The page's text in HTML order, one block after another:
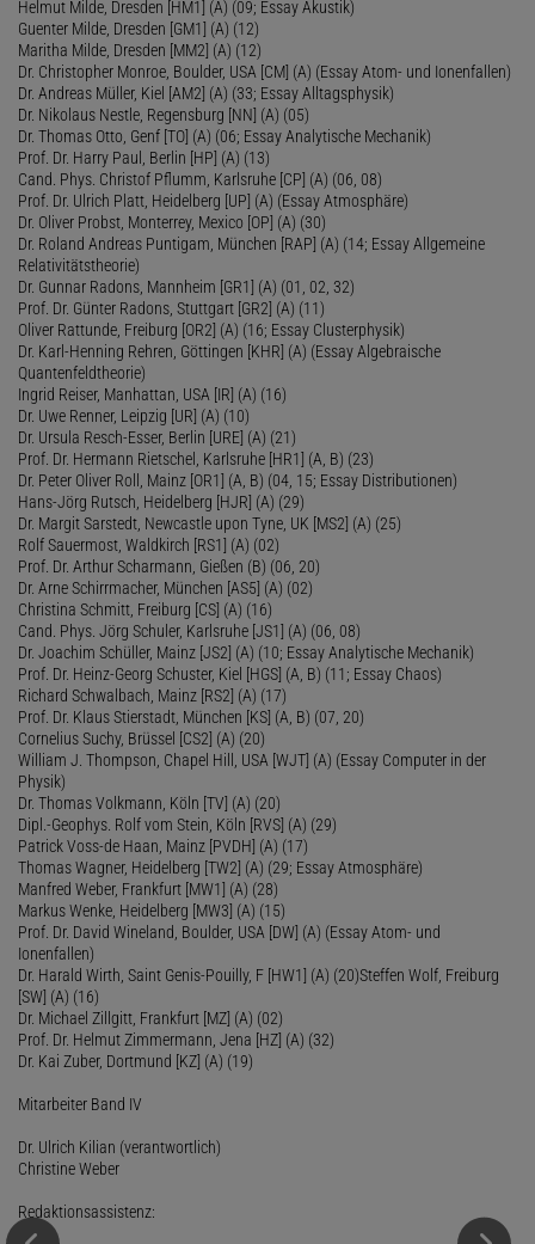
Helmut Milde, Dresden [HM1] (A) (09; Essay Akustik)
Guenter Milde, Dresden [GM1] (A) (12)
Maritha Milde, Dresden [MM2] (A) (12)
Dr. Christopher Monroe, Boulder, USA [CM] (A) (Essay Atom- und Ionenfallen)
Dr. Andreas Müller, Kiel [AM2] (A) (33; Essay Alltagsphysik)
Dr. Nikolaus Nestle, Regensburg [NN] (A) (05)
Dr. Thomas Otto, Genf [TO] (A) (06; Essay Analytische Mechanik)
Prof. Dr. Harry Paul, Berlin [HP] (A) (13)
Cand. Phys. Christof Pflumm, Karlsruhe [CP] (A) (06, 08)
Prof. Dr. Ulrich Platt, Heidelberg [UP] (A) (Essay Atmosphäre)
Dr. Oliver Probst, Monterrey, Mexico [OP] (A) (30)
Dr. Roland Andreas Puntigam, München [RAP] (A) (14; Essay Allgemeine
Relativitätstheorie)
Dr. Gunnar Radons, Mannheim [GR1] (A) (01, 02, 32)
Prof. Dr. Günter Radons, Stuttgart [GR2] (A) (11)
Oliver Rattunde, Freiburg [OR2] (A) (16; Essay Clusterphysik)
Dr. Karl-Henning Rehren, Göttingen [KHR] (A) (Essay Algebraische
Quantenfeldtheorie)
Ingrid Reiser, Manhattan, USA [IR] (A) (16)
Dr. Uwe Renner, Leipzig [UR] (A) (10)
Dr. Ursula Resch-Esser, Berlin [URE] (A) (21)
Prof. Dr. Hermann Rietschel, Karlsruhe [HR1] (A, B) (23)
Dr. Peter Oliver Roll, Mainz [OR1] (A, B) (04, 15; Essay Distributionen)
Hans-Jörg Rutsch, Heidelberg [HJR] (A) (29)
Dr. Margit Sarstedt, Newcastle upon Tyne, UK [MS2] (A) (25)
Rolf Sauermost, Waldkirch [RS1] (A) (02)
Prof. Dr. Arthur Scharmann, Gießen (B) (06, 20)
Dr. Arne Schirrmacher, München [AS5] (A) (02)
Christina Schmitt, Freiburg [CS] (A) (16)
Cand. Phys. Jörg Schuler, Karlsruhe [JS1] (A) (06, 08)
Dr. Joachim Schüller, Mainz [JS2] (A) (10; Essay Analytische Mechanik)
Prof. Dr. Heinz-Georg Schuster, Kiel [HGS] (A, B) (11; Essay Chaos)
Richard Schwalbach, Mainz [RS2] (A) (17)
Prof. Dr. Klaus Stierstadt, München [KS] (A, B) (07, 20)
Cornelius Suchy, Brüssel [CS2] (A) (20)
William J. Thompson, Chapel Hill, USA [WJT] (A) (Essay Computer in der
Physik)
Dr. Thomas Volkmann, Köln [TV] (A) (20)
Dipl.-Geophys. Rolf vom Stein, Köln [RVS] (A) (29)
Patrick Voss-de Haan, Mainz [PVDH] (A) (17)
Thomas Wagner, Heidelberg [TW2] (A) (29; Essay Atmosphäre)
Manfred Weber, Frankfurt [MW1] (A) (28)
Markus Wenke, Heidelberg [MW3] (A) (15)
Prof. Dr. David Wineland, Boulder, USA [DW] (A) (Essay Atom- und
Ionenfallen)
Dr. Harald Wirth, Saint Genis-Pouilly, F [HW1] (A) (20)Steffen Wolf, Freiburg
[SW] (A) (16)
Dr. Michael Zillgitt, Frankfurt [MZ] (A) (02)
Prof. Dr. Helmut Zimmermann, Jena [HZ] (A) (32)
Dr. Kai Zuber, Dortmund [KZ] (A) (19)
Mitarbeiter Band IV
Dr. Ulrich Kilian (verantwortlich)
Christine Weber
Redaktionsassistenz: